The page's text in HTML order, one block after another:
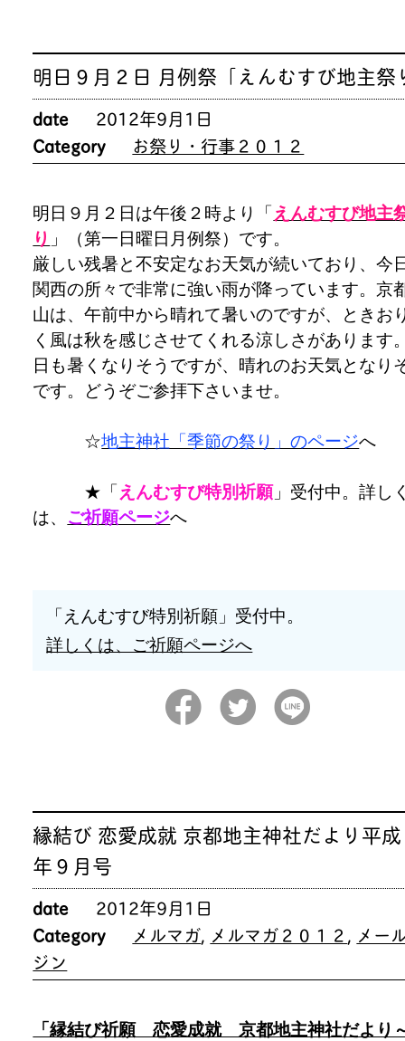
明日９月２日 月例祭「えんむすび地主祭
date
2012年9月1日
Category
お祭り・行事２０１２
明日９月２日は午後２時より「 えんむすび地主
り 」（第一日曜日月例祭）です。
厳しい残暑と不安定なお天気が続いており、今
関西の所々で非常に強い雨が降っています。京
山は、午前中から晴れて暑いのですが、ときお
く風は秋を感じさせてくれる涼しさがあります
日も暑くなりそうですが、晴れのお天気となり
です。どうぞご参拝下さいませ。
☆地主神社「季節の祭り」のページへ
★「 えんむすび特別祈願」受付中。詳し
は、 ご祈願ページへ
「えんむすび特別祈願」受付中。
詳しくは、ご祈願ページへ
縁結び 恋愛成就 京都地主神社だより平
年９月号
date
2012年9月1日
Category
メルマガ, メルマガ２０１２, メー
ジン
「縁結び祈願 恋愛成就 京都地主神社だより